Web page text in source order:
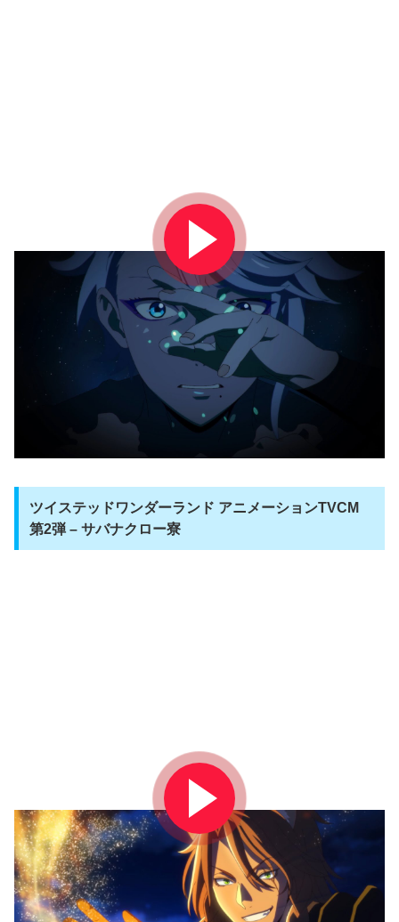
ツイステッドワンダーランド アニメーションTVCM
第2弾 – サバナクロー寮